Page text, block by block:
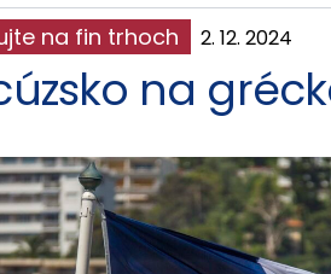
na fin trhoch
na